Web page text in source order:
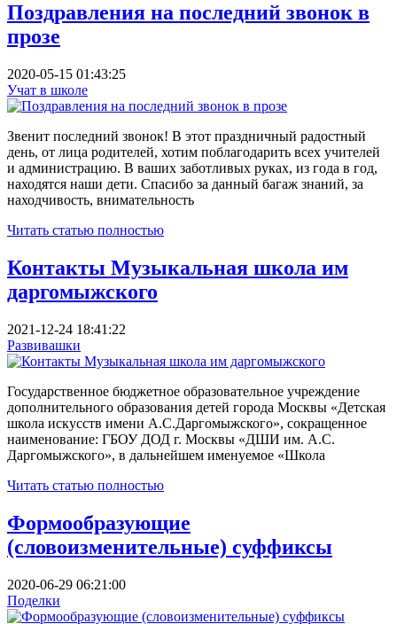
Поздравления на последний звонок в
прозе
2020-05-15 01:43:25
Учат в школе
Звенит последний звонок! В этот праздничный радостный
день, от лица родителей, хотим поблагодарить всех учителей
и администрацию. В ваших заботливых руках, из года в год,
находятся наши дети. Спасибо за данный багаж знаний, за
находчивость, внимательность
Читать статью полностью
Контакты Музыкальная школа им
даргомыжского
2021-12-24 18:41:22
Развивашки
Государственное бюджетное образовательное учреждение
дополнительного образования детей города Москвы «Детская
школа искусств имени А.С.Даргомыжского», сокращенное
наименование: ГБОУ ДОД г. Москвы «ДШИ им. А.С.
Даргомыжского», в дальнейшем именуемое «Школа
Читать статью полностью
Формообразующие
(словоизменительные) суффиксы
2020-06-29 06:21:00
Поделки